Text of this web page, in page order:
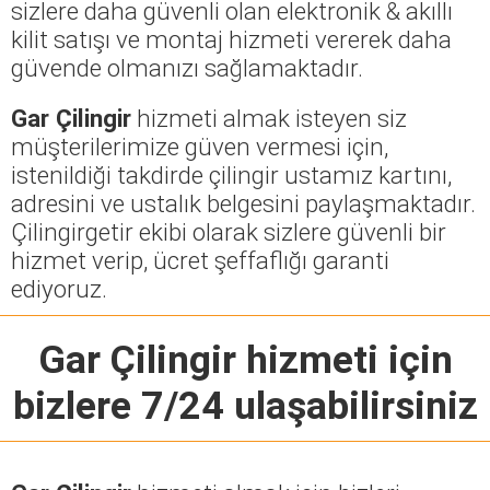
sizlere daha güvenli olan elektronik & akıllı
kilit satışı ve montaj hizmeti vererek daha
güvende olmanızı sağlamaktadır.
Gar Çilingir hizmeti almak isteyen siz
müşterilerimize güven vermesi için,
istenildiği takdirde çilingir ustamız kartını,
adresini ve ustalık belgesini paylaşmaktadır.
Çilingirgetir ekibi olarak sizlere güvenli bir
hizmet verip, ücret şeffaflığı garanti
ediyoruz.
Gar Çilingirhizmeti için
bizlere 7/24 ulaşabilirsiniz